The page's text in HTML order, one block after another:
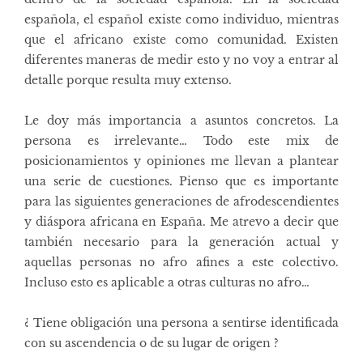
española, el español existe como individuo, mientras
que el africano existe como comunidad. Existen
diferentes maneras de medir esto y no voy a entrar al
detalle porque resulta muy extenso.
Le doy más importancia a asuntos concretos. La
persona es irrelevante… Todo este mix de
posicionamientos y opiniones me llevan a plantear
una serie de cuestiones. Pienso que es importante
para las siguientes generaciones de afrodescendientes
y diáspora africana en España. Me atrevo a decir que
también necesario para la generación actual y
aquellas personas no afro afines a este colectivo.
Incluso esto es aplicable a otras culturas no afro…
¿ Tiene obligación una persona a sentirse identificada
con su ascendencia o de su lugar de origen ?